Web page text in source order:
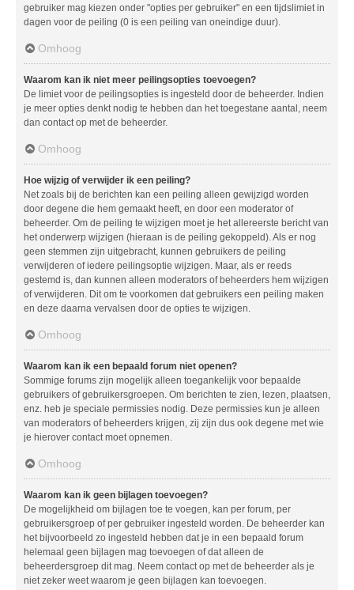
gebruiker mag kiezen onder "opties per gebruiker" en een tijdslimiet in
dagen voor de peiling (0 is een peiling van oneindige duur).
Omhoog
Waarom kan ik niet meer peilingsopties toevoegen?
De limiet voor de peilingsopties is ingesteld door de beheerder. Indien
je meer opties denkt nodig te hebben dan het toegestane aantal, neem
dan contact op met de beheerder.
Omhoog
Hoe wijzig of verwijder ik een peiling?
Net zoals bij de berichten kan een peiling alleen gewijzigd worden
door degene die hem gemaakt heeft, en door een moderator of
beheerder. Om de peiling te wijzigen moet je het allereerste bericht van
het onderwerp wijzigen (hieraan is de peiling gekoppeld). Als er nog
geen stemmen zijn uitgebracht, kunnen gebruikers de peiling
verwijderen of iedere peilingsoptie wijzigen. Maar, als er reeds
gestemd is, dan kunnen alleen moderators of beheerders hem wijzigen
of verwijderen. Dit om te voorkomen dat gebruikers een peiling maken
en deze daarna vervalsen door de opties te wijzigen.
Omhoog
Waarom kan ik een bepaald forum niet openen?
Sommige forums zijn mogelijk alleen toegankelijk voor bepaalde
gebruikers of gebruikersgroepen. Om berichten te zien, lezen, plaatsen,
enz. heb je speciale permissies nodig. Deze permissies kun je alleen
van moderators of beheerders krijgen, zij zijn dus ook degene met wie
je hierover contact moet opnemen.
Omhoog
Waarom kan ik geen bijlagen toevoegen?
De mogelijkheid om bijlagen toe te voegen, kan per forum, per
gebruikersgroep of per gebruiker ingesteld worden. De beheerder kan
het bijvoorbeeld zo ingesteld hebben dat je in een bepaald forum
helemaal geen bijlagen mag toevoegen of dat alleen de
beheerdersgroep dit mag. Neem contact op met de beheerder als je
niet zeker weet waarom je geen bijlagen kan toevoegen.